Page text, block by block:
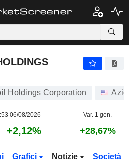
Holdings Corporation
06/08/2026 Var. 1 gen.
+2,12% +28,67%
Grafici Notizie Società